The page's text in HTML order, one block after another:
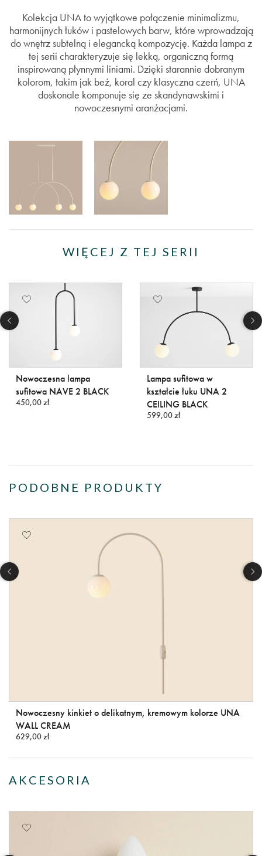
Kolekcja UNA to wyjątkowe połączenie minimalizmu,
harmonijnych łuków i pastelowych barw, które wprowadzają
do wnętrz subtelną i elegancką kompozycję. Każda lampa z
tej serii charakteryzuje się lekką, organiczną formą
inspirowaną płynnymi liniami. Dzięki starannie dobranym
kolorom, takim jak beż, koral czy klasyczna czerń, UNA
doskonale komponuje się ze skandynawskimi i
nowoczesnymi aranżacjami.
WIĘCEJ Z TEJ SERII
Nowoczesna lampa
sufitowa NAVE 2 BLACK
450,00 zł
Lampa sufitowa w
kształcie łuku UNA 2
CEILING BLACK
599,00 zł
PODOBNE PRODUKTY
Nowoczesny kinkiet o delikatnym, kremowym kolorze UNA
WALL CREAM
629,00 zł
AKCESORIA